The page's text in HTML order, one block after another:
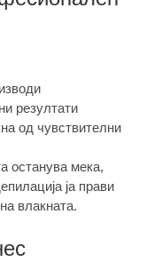
резултати
од чувствителни
останува мека,
ја прави
влакната.